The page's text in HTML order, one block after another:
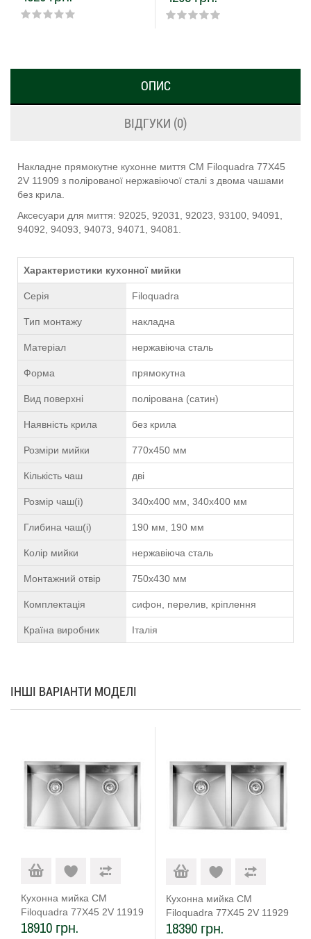
ОПИС
ВІДГУКИ (0)
Накладне прямокутне кухонне миття CM Filoquadra 77Х45
2V 11909 з полірованої нержавіючої сталі з двома чашами
без крила.
Аксесуари для миття: 92025, 92031, 92023, 93100, 94091,
94092, 94093, 94073, 94071, 94081.
Характеристики кухонної мийки
Серія Filoquadra
Тип монтажу накладна
Матеріал нержавіюча сталь
Форма прямокутна
Вид поверхні полірована (сатин)
Наявність крила без крила
Розміри мийки 770х450 мм
Кількість чаш дві
Розмір чаш(і) 340х400 мм, 340х400 мм
Глибина чаш(і) 190 мм, 190 мм
Колір мийки нержавіюча сталь
Монтажний отвір 750х430 мм
Комплектація сифон, перелив, кріплення
Країна виробник Італія
ІНШІ ВАРІАНТИ МОДЕЛІ
Кухонна мийка CM
Filoquadra 77Х45 2V 11919
18910 грн.
Кухонна мийка CM
Filoquadra 77Х45 2V 11929
18390 грн.